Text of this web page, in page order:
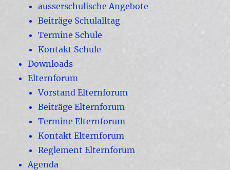
ausserschulische Angebote
Beiträge Schulalltag
Termine Schule
Kontakt Schule
Downloads
Elternforum
Vorstand Elternforum
Beiträge Elternforum
Termine Elternforum
Kontakt Elternforum
Reglement Elternforum
Agenda